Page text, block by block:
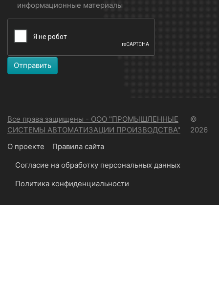
информационные материалы
Отправить
Все права защищены - ООО "ПРОМЫШЛЕННЫЕ
СИСТЕМЫ АВТОМАТИЗАЦИИ ПРОИЗВОДСТВА"
©
2026
О проекте
Правила сайта
Согласие на обработку персональных данных
Политика конфиденциальности